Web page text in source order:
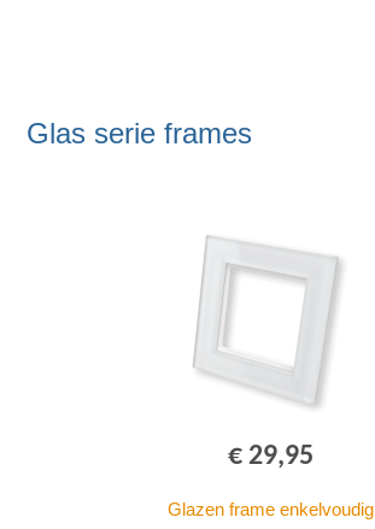
Glas serie frames
€ 29,95
Glazen frame enkelvoudig